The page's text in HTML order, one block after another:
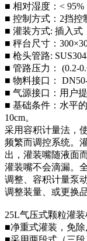
■ 相对湿度：< 95%
■ 控制方式：2挡控
■ 灌装方式: 插入式
■ 秤台尺寸：
■ 枪头管路:
■ 管路压力： (0.2-
■ 物料接口：
■ 气源接口：用户
■ 基础条件：水平
10cm。
采用容积计量法，
频繁而调控系统。
出，灌装嘴随液面
灌装嘴不会滴漏。
调整、容积计量泵
调整装量、或更换
25L气压式颗粒灌
■净重式灌装，免除